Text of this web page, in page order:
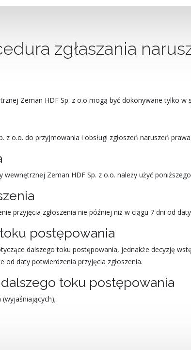
zgłaszania
Zeman HDF Sp. z o.o mogą być dokonywane tylko w
o.o. do przyjmowania i obsługi zgłoszeń naruszeń prawa
Zeman HDF Sp. z o.o. należy użyć
przyjęcia zgłoszenia nie później niż w ciągu 7 dni od
postępowania
dalszego toku postępowania, jednakże decyzję
od daty potwierdzenia przyjęcia zgłoszenia.
toku postępowania